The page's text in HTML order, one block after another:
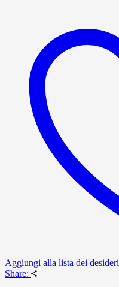
Aggiungi alla lista dei desideri
Share: